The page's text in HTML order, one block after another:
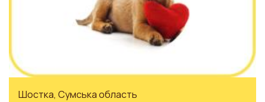
Шостка, Сумська область